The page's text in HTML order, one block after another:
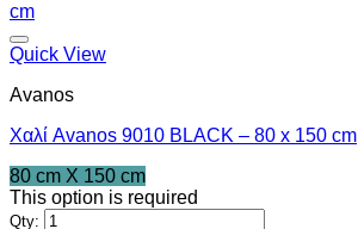
Quick View
Avanos
Χαλί Avanos 9010 BLACK – 80 x 150 cm
80 cm X 150 cm
This option is required
Qty: